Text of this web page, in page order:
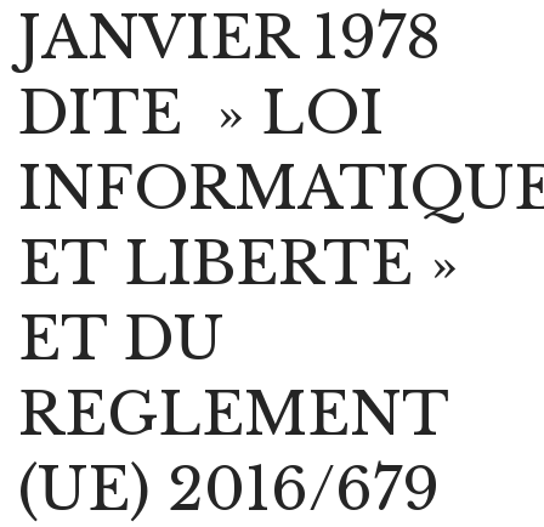
JANVIER 1978
DITE » LOI
ET LIBERTE »
ET DU
REGLEMENT
(UE) 2016/679